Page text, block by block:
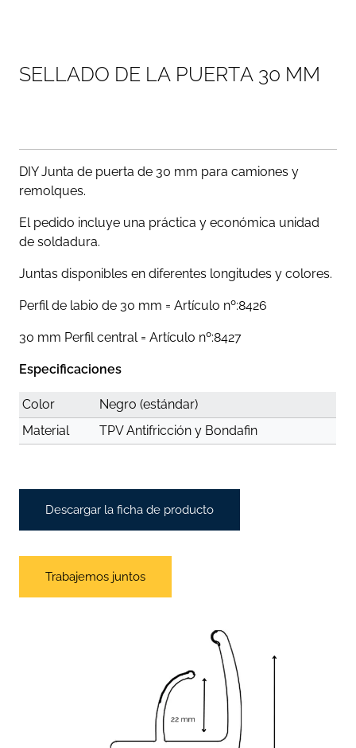
SELLADO DE LA PUERTA 30 MM
DIY Junta de puerta de 30 mm para camiones y
remolques.
El pedido incluye una práctica y económica unidad
de soldadura.
Juntas disponibles en diferentes longitudes y colores.
Perfil de labio de 30 mm = Artículo nº:8426
30 mm Perfil central = Artículo nº:8427
Especificaciones
Color
Negro (estándar)
Material
TPV Antifricción y Bondafin
Descargar la ficha de producto
Trabajemos juntos